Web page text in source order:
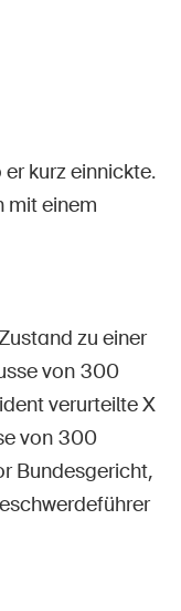
kurz einnickte.
mit einem
zu einer
von 300
verurteilte X
von 300
Bundesgericht,